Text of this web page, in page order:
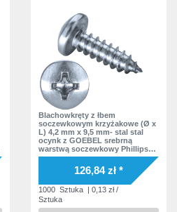
Blachowkręty z łbem
soczewkowym krzyżakowe (Ø x
L) 4,2 mm x 9,5 mm- stal stal
ocynk z GOEBEL srebrną
warstwą soczewkowy Phillips
krzyżak Podkładka bez
podkładki DIN7981 ISO7049
Norma zakładowa
126,84 zł *
1000 Sztuka | 0,13 zł /
Sztuka